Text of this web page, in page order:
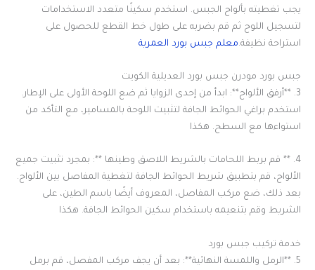
يجب تغطيته بألواح الجبس. استخدم سكينًا متعدد الاستخدامات
لتسجيل اللوح ثم قم بضربه على طول خط القطع للحصول على
استراحة نظيفة.معلم جبس بورد العمرية
جبس بورد مودرن جبس بورد العديلية الكويت
3. **أرفق الألواح**: ابدأ من إحدى الزوايا ثم ضع اللوحة الأولى على الإطار.
استخدم براغي الحوائط الجافة لتثبيت اللوحة بالمسامير، مع التأكد من
استواءها مع السطح. هكذا
4. ** قم بربط اللحامات بالشريط اللاصق وطينها **: بمجرد تثبيت جميع
الألواح، قم بتطبيق شريط الحوائط الجافة لتغطية المفاصل بين الألواح.
بعد ذلك، ضع مركب المفاصل، المعروف أيضًا باسم الطين، على
الشريط وقم بتنعيمه باستخدام سكين الحوائط الجافة. هكذا
خدمة تركيب جبس بورد
5. **الرمل واللمسة النهائية**: بعد أن يجف مركب المفصل، قم برمل